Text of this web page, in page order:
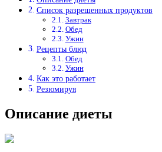
Список разрешенных продуктов
Завтрак
Обед
Ужин
Рецепты блюд
Обед
Ужин
Как это работает
Резюмируя
Описание диеты